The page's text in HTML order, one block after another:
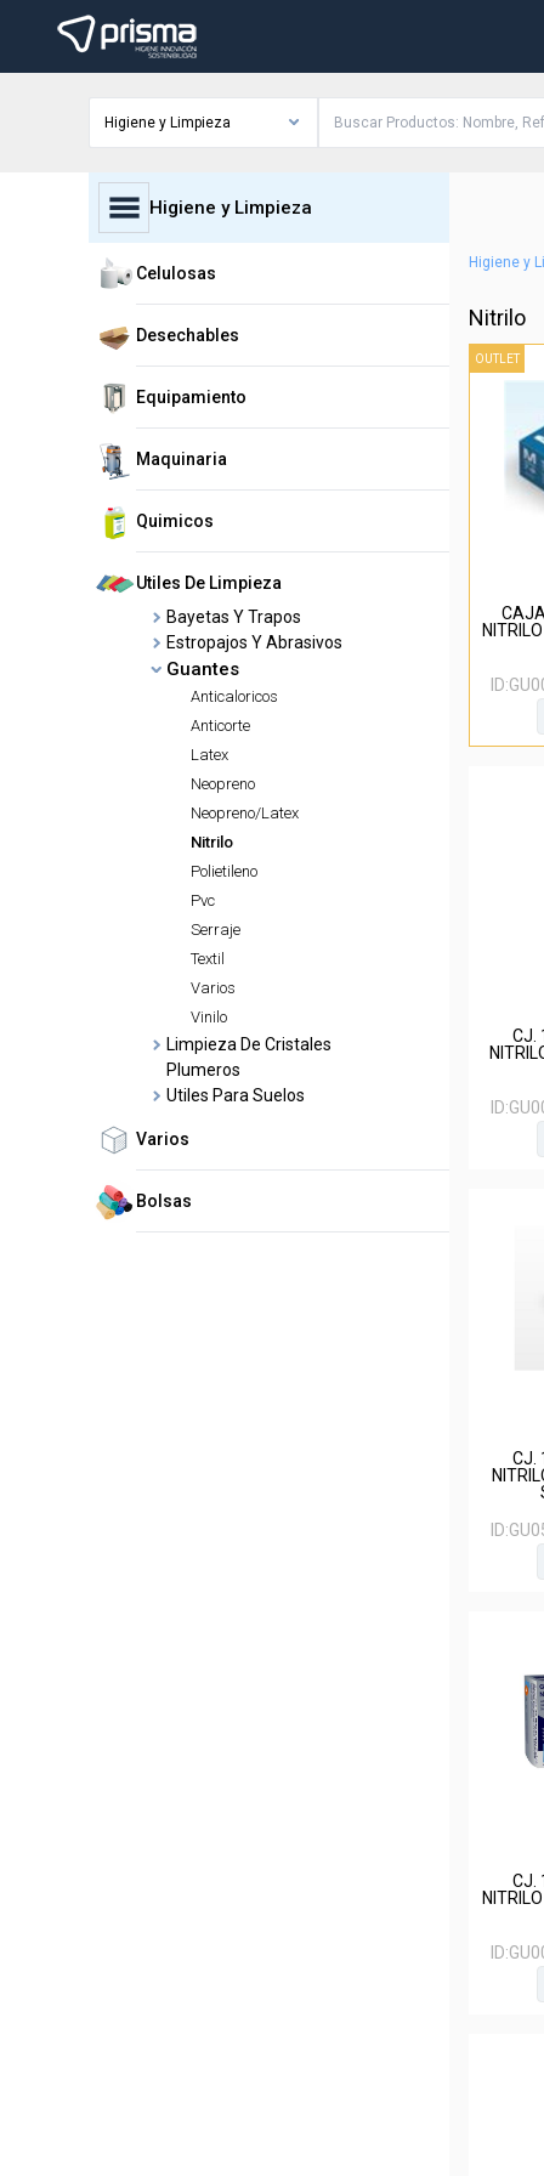
Higiene y Limpieza
Higiene y Limpieza
Celulosas
Desechables
Equipamiento
Maquinaria
Quimicos
Utiles De Limpieza
Bayetas Y Trapos
Estropajos Y Abrasivos
Guantes
Anticaloricos
Anticorte
Latex
Neopreno
Neopreno/Latex
Nitrilo
Polietileno
Pvc
Serraje
Textil
Varios
Vinilo
Limpieza De Cristales
Plumeros
Utiles Para Suelos
Varios
Bolsas
Higiene y
Nitrilo
OUTLET
ID:
CJ.
ID:
CJ.
ID:
CJ.
ID: